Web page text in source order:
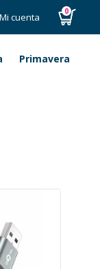
Mi cuenta 0
Primavera